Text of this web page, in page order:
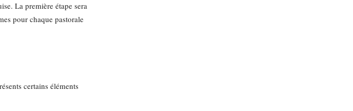
La première étape sera
pour chaque pastorale
certains éléments